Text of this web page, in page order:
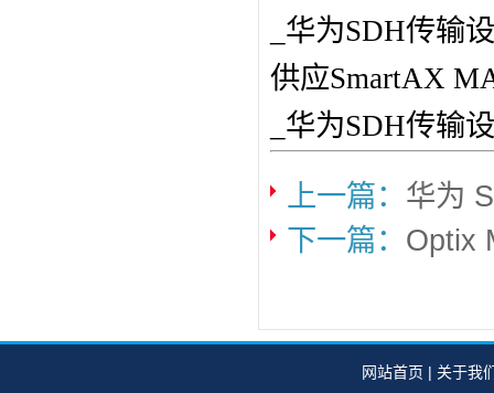
_华为SDH传输
供应SmartAX
_华为SDH传输
上一篇： 华为
下一篇： Optix
网站首页 | 关于我